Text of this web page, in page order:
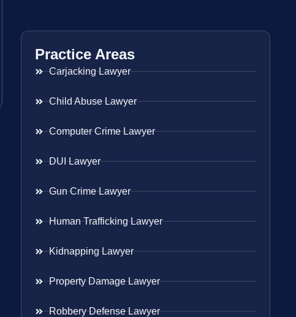
Practice Areas
Carjacking Lawyer
Child Abuse Lawyer
Computer Crime Lawyer
DUI Lawyer
Gun Crime Lawyer
Human Trafficking Lawyer
Kidnapping Lawyer
Property Damage Lawyer
Robbery Defense Lawyer